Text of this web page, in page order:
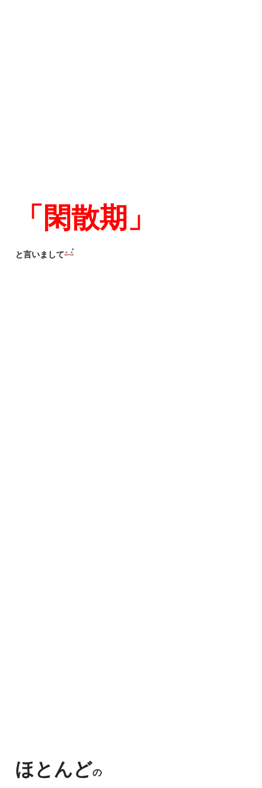
「閑散期」
と言いまして
ほとんどの